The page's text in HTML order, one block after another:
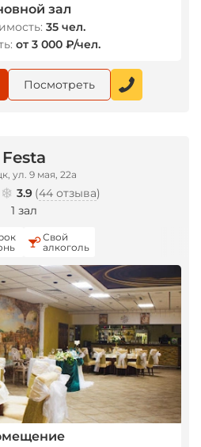
зал
35 чел.
от 3 000 ₽/чел.
Посмотреть
Festa
ул. 9 мая, 22а
3.9 (44 отзыва)
1 зал
Свой
алкоголь